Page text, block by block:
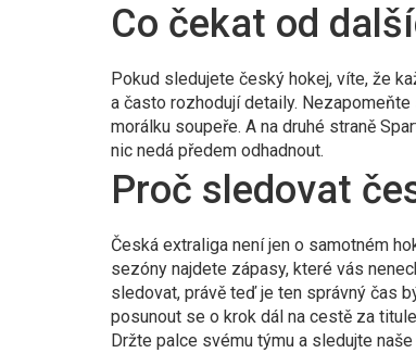
Co čekat od
Pokud sledujete český hokej, víte, že
a často rozhodují detaily.
morálku soupeře. A na druhé straně
nic nedá předem odhadnout.
Proč sledovat
Česká extraliga není jen o samotném
sezóny najdete zápasy, které vás
sledovat, právě teď je ten správný čas
posunout se o krok dál na cestě za
Držte palce svému týmu a sledujte